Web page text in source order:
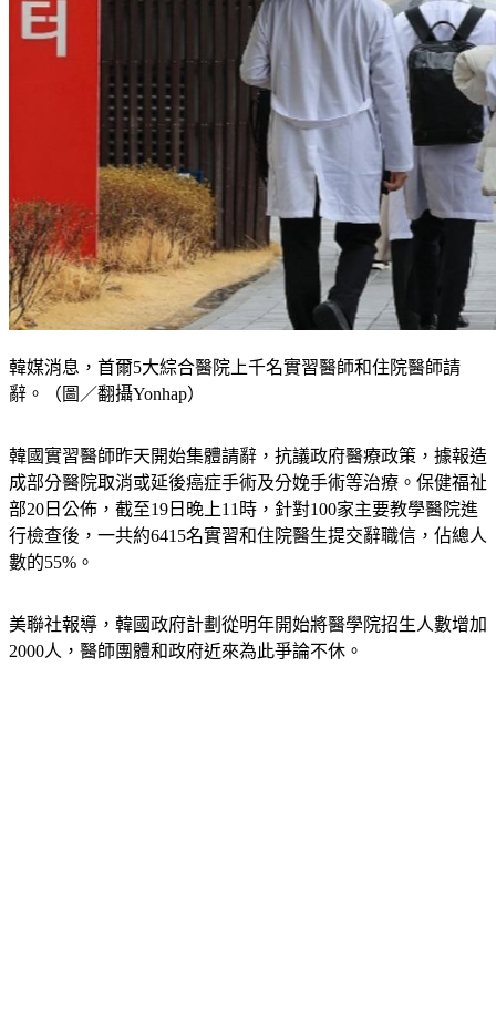
韓媒消息，首爾5大綜合醫院上千名實習醫師和住院醫師請
韓國實習醫師昨天開始集體請辭，抗議政府醫療政策，據報造
成部分醫院取消或延後癌症手術及分娩手術等治療。保健福祉
部20日公佈，截至19日晚上11時，針對100家主要教學醫院進
行檢查後，一共約6415名實習和住院醫生提交辭職信，佔總人
美聯社報導，韓國政府計劃從明年開始將醫學院招生人數增加